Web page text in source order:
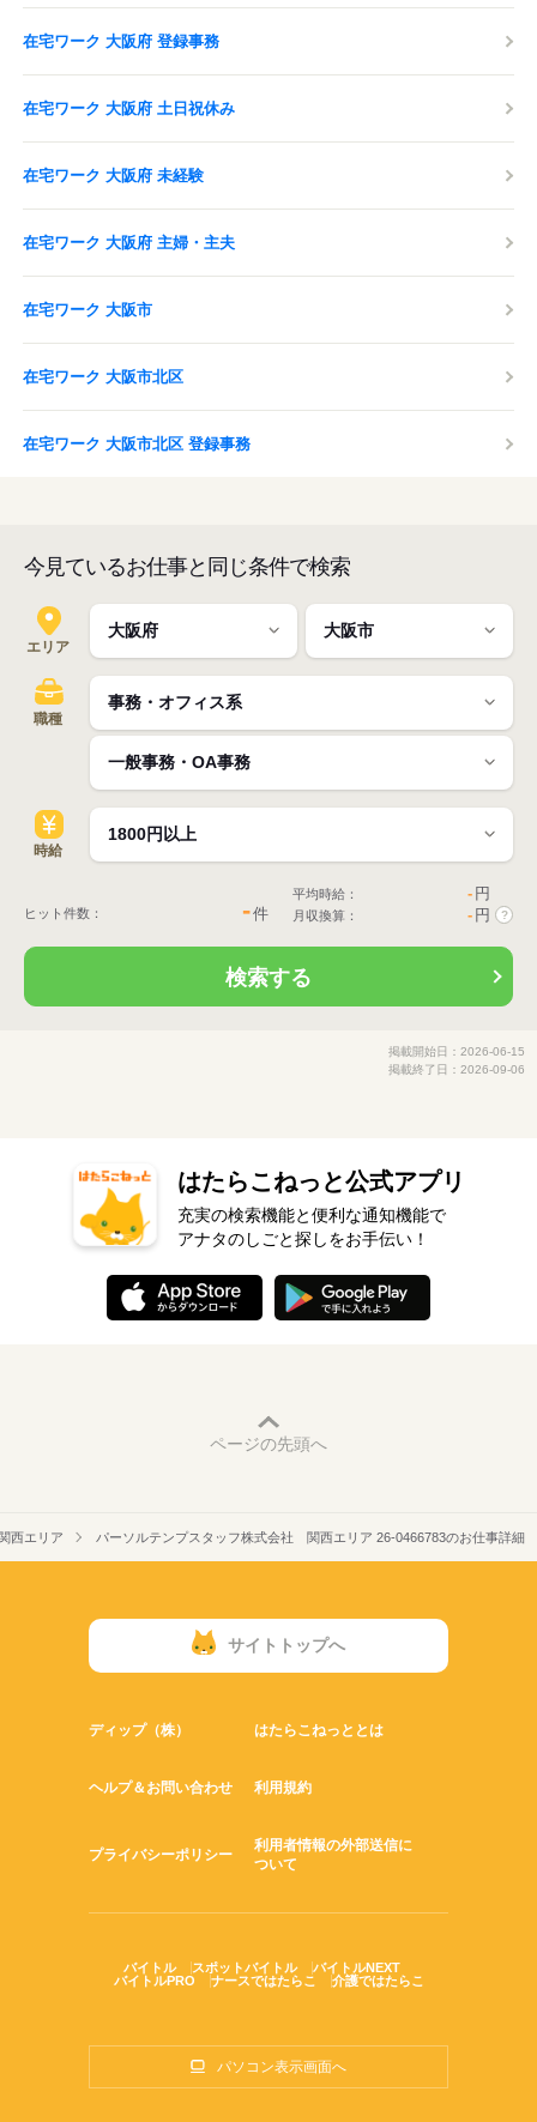
在宅ワーク 大阪府 登録事務
在宅ワーク 大阪府 土日祝休み
在宅ワーク 大阪府 未経験
在宅ワーク 大阪府 主婦・主夫
在宅ワーク 大阪市
在宅ワーク 大阪市北区
在宅ワーク 大阪市北区 登録事務
今見ているお仕事と同じ条件で検索
エリア
職種
時給
ヒット件数： -件
平均時給： - 円
月収換算： - 円 ?
検索する
掲載開始日：2026-06-15
掲載終了日：2026-09-06
はたらこねっと公式アプリ
充実の検索機能と便利な通知機能で
アナタのしごと探しをお手伝い！
ページの先頭へ
西エリア パーソルテンプスタッフ株式会社 関西エリア 26-0466783のお仕事詳細
サイトトップへ
ディップ（株） はたらこねっととは
ヘルプ＆お問い合わせ 利用規約
プライバシーポリシー
利用者情報の外部送信に
ついて
バイトル スポットバイトル
バイトルNEXT
バイトルPRO
ナースではたらこ 介護ではたらこ
パソコン表示画面へ